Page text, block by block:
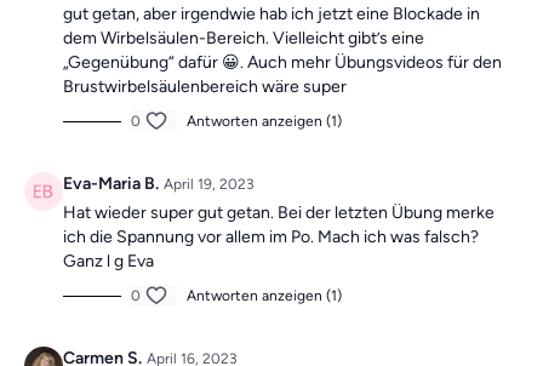
gut getan, aber irgendwie hab ich jetzt eine Blockade in
dem Wirbelsäulen-Bereich. Vielleicht gibt’s eine
„Gegenübung“ dafür 😀. Auch mehr Übungsvideos für den
Brustwirbelsäulenbereich wäre super
0 Antworten anzeigen (1)
Eva-Maria B. April 19, 2023
Hat wieder super gut getan. Bei der letzten Übung merke
ich die Spannung vor allem im Po. Mach ich was falsch?
Ganz l g Eva
0 Antworten anzeigen (1)
Carmen S. April 16, 2023